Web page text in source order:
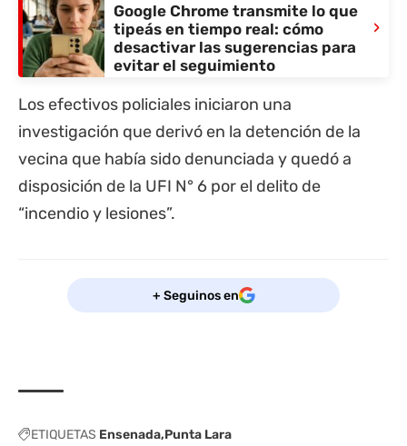
Google Chrome transmite lo que
tipeás en tiempo real: cómo
desactivar las sugerencias para
evitar el seguimiento
›
Los efectivos policiales iniciaron una
investigación que derivó en la detención de la
vecina que había sido denunciada y quedó a
disposición de la UFI N° 6 por el delito de
“incendio y lesiones”.
+ Seguinos en
ETIQUETAS Ensenada Punta Lara